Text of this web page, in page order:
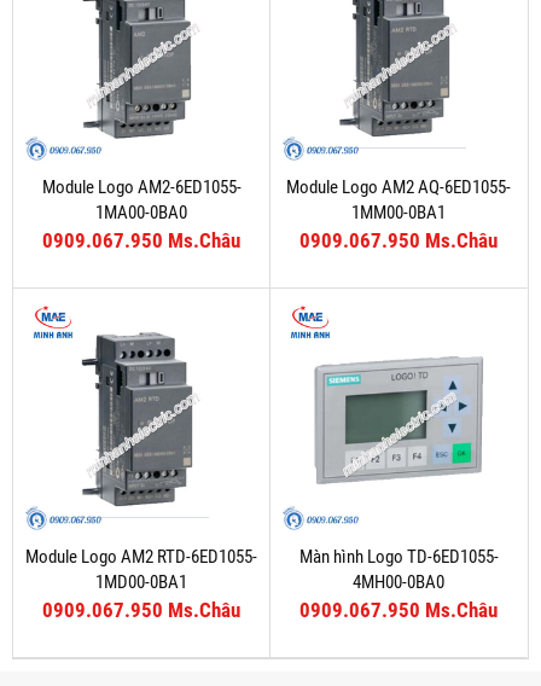
Module Logo AM2-6ED1055-
1MA00-0BA0
0909.067.950 Ms.Châu
Module Logo AM2 AQ-6ED1055-
1MM00-0BA1
0909.067.950 Ms.Châu
Module Logo AM2 RTD-6ED1055-
1MD00-0BA1
0909.067.950 Ms.Châu
Màn hình Logo TD-6ED1055-
4MH00-0BA0
0909.067.950 Ms.Châu